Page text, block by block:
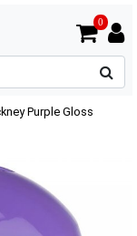
0
Purple Gloss